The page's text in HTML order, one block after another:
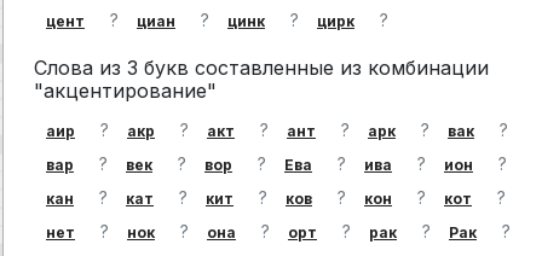
цент ? циан ? цинк ? цирк ?
Слова из 3 букв составленные из комбинации
"акцентирование"
аир ? акр ? акт ? ант ? арк ? вак ?
вар ? век ? вор ? Ева ? ива ? ион ?
кан ? кат ? кит ? ков ? кон ? кот ?
нет ? нок ? она ? орт ? рак ? Рак
?